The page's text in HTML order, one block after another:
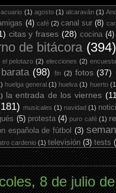
acuario (1) agosto (1) alcaraván (1)
(4) café (2) canal sur (8)
citas y frases (28) cocina (4)
de bitácora (394)
el pelotazo (2) elecciones (2) encuesta
(98) fin (2) fotos (37)
huelga general (1) huelva (1) huerto
la entrada de los viernes
musicales (1) navidad (1)
(5) protesta (4) puro café (1)
española de fútbol (3)
cardenio (1) televisión (3) tests
8 de julio